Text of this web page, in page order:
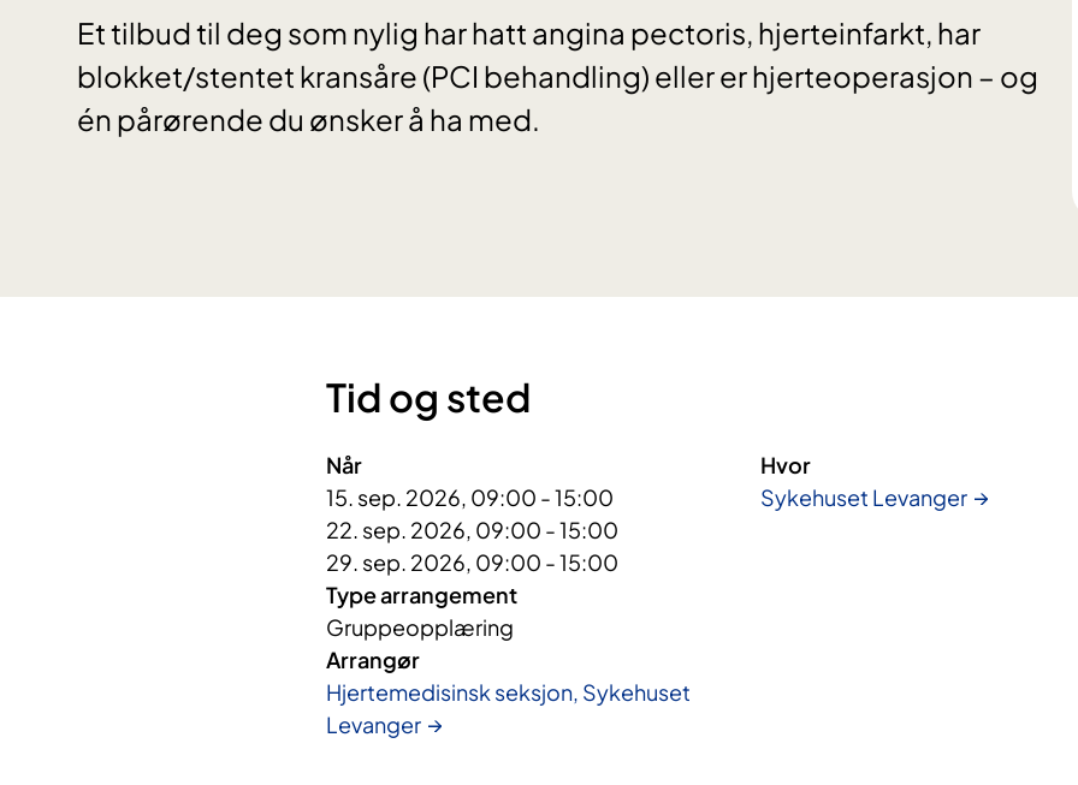
Et tilbud til deg som nylig har hatt angina pectoris, hjerteinfarkt, har
blokket/stentet kransåre (PCI behandling) eller er hjerteoperasjon – og
én pårørende du ønsker å ha med.
Tid og sted
Når
15. sep. 2026, 09:00 - 15:00
22. sep. 2026, 09:00 - 15:00
29. sep. 2026, 09:00 - 15:00
Type arrangement
Gruppeopplæring
Arrangør
Hjertemedisinsk seksjon, Sykehuset
Levanger
Hvor
Sykehuset Levanger